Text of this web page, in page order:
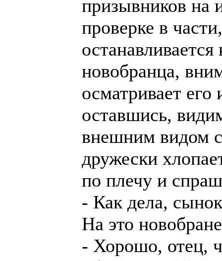
призывников на
проверке в части,
останавливается
новобранца,
осматривает его
оставшись,
внешним видом
дружески
по плечу и
- Как дела,
На это
- Хорошо, отец,